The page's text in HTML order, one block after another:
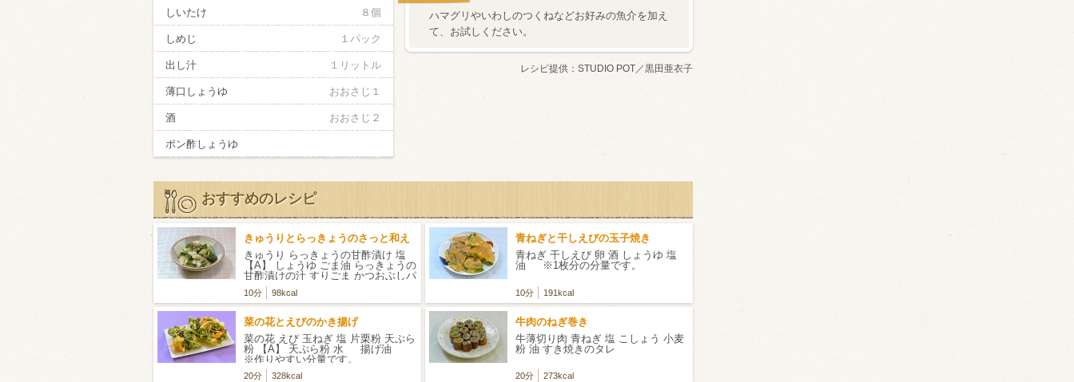
しいたけ ８個
しめじ １パック
出し汁 １リットル
薄口しょうゆ おおさじ１
酒 おおさじ２
ポン酢しょうゆ
ハマグリやいわしのつくねなどお好みの魚介を加え
て、お試しください。
レシピ提供： STUDIO POT／黒田亜衣子
おすすめのレシピ
きゅうりとらっきょうのさっと和え
きゅうり らっきょうの甘酢漬け 塩
【A】 しょうゆ ごま油 らっきょうの
甘酢漬けの汁 すりごま かつおぶしパ
ック
10分 98kcal
青ねぎと干しえびの玉子焼き
青ねぎ 干しえび 卵 酒 しょうゆ 塩
油 ※1枚分の分量です。
10分 191kcal
菜の花とえびのかき揚げ
菜の花 えび 玉ねぎ 塩 片栗粉 天ぷら
粉 【A】 天ぷら粉 水 揚げ油
※作りやすい分量です。
20分 328kcal
牛肉のねぎ巻き
牛薄切り肉 青ねぎ 塩 こしょう 小麦
粉 油 すき焼きのタレ
20分 273kcal